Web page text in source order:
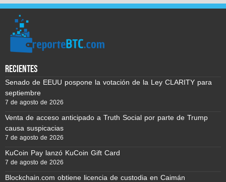
recientes
Senado de EEUU pospone la votación de la Ley CLARITY para
septiembre
7 de agosto de 2026
Venta de acceso anticipado a Truth Social por parte de Trump
causa suspicacias
7 de agosto de 2026
KuCoin Pay lanzó KuCoin Gift Card
7 de agosto de 2026
Blockchain.com obtiene licencia de custodia en Caimán